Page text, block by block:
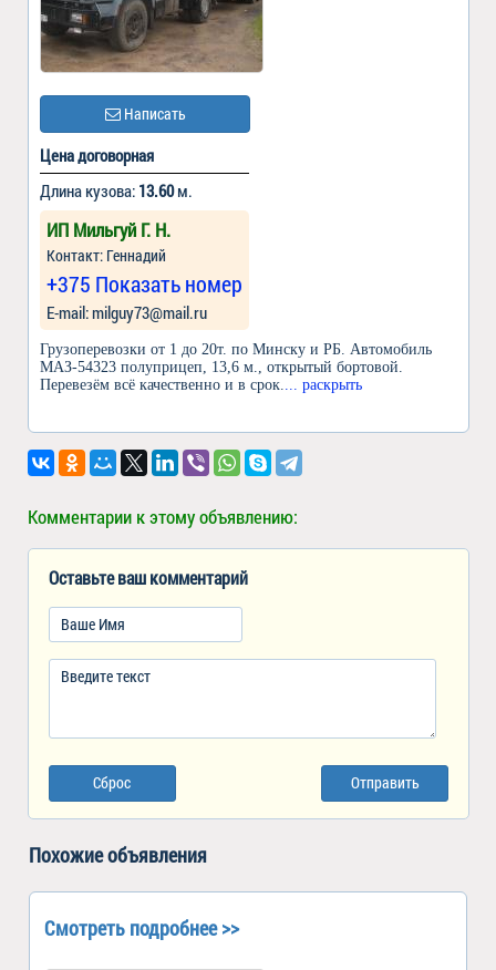
Написать
Цена договорная
Длина кузова: 13.60м.
ИП Мильгуй Г. Н.
Контакт: Геннадий
+375 Показать номер
Е-mail: milguy73@mail.ru
Грузоперевозки от 1 до 20т. по Минску и РБ. Автомобиль
МАЗ-54323 полуприцеп, 13,6 м., открытый бортовой.
Перевезём всё качественно и в срок.... раскрыть
Комментарии к этому объявлению:
Оставьте ваш комментарий
Сброс Отправить
Похожие объявления
Смотреть подробнее >>